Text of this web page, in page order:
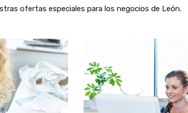
ofertas especiales para los negocios de León.